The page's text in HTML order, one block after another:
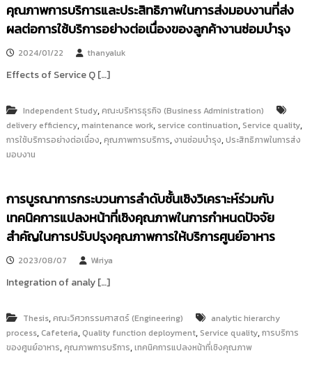
คุณภาพการบริการและประสิทธิภาพในการส่งมอบงานที่ส่ง
ผลต่อการใช้บริการอย่างต่อเนื่องของลูกค้างานซ่อมบำรุง
2024/01/22 thanyaluk
Effects of Service Q […]
Independent Study,คณะบริหารธุรกิจ (Business Administration)
delivery efficiency,maintenance work, service continuation, Service quality,
การใช้บริการอย่างต่อเนื่อง,คุณภาพการบริการ,งานซ่อมบำรุง,ประสิทธิภาพในการส่ง
มอบงาน
การบูรณาการกระบวนการลำดับชั้นเชิงวิเคราะห์ร่วมกับ
เทคนิคการแปลงหน้าที่เชิงคุณภาพในการกำหนดปัจจัย
สำคัญในการปรับปรุงคุณภาพการให้บริการศูนย์อาหาร
2023/08/07 Wiriya
Integration of analy […]
Thesis,คณะวิศวกรรมศาสตร์ (Engineering)
analytic hierarchy
process, Cafeteria,Quality function deployment, Service quality,การบริการ
ของศูนย์อาหาร,คุณภาพการบริการ,เทคนิคการแปลงหน้าที่เชิงคุณภาพ